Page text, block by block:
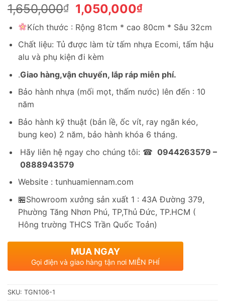
1,650,000₫
Giá
gốc
là:
1,650,000₫.
1,050,000₫Giá
tại
là:
Kích thước : Rộng 81cm * cao 80cm * Sâu 32cm
Chất liệu: Tủ được làm từ tấm nhựa Ecomi, tấm hậu
alu và phụ kiện đi kèm
.Giao hàng,vận chuyển, lắp ráp miễn phí.
Bảo hành nhựa (mối mọt, thấm nước) lên đến : 10
năm
Bảo hành kỹ thuật (bản lề, ốc vít, ray ngăn kéo,
bung keo) 2 năm, bảo hành khóa 6 tháng.
Hãy liên hệ ngay cho chúng tôi: ☎ 0944263579 –
0888943579
Website : tunhuamiennam.com
🏪Showroom xưởng sản xuất 1 : 43A Đường 379,
Phường Tăng Nhơn Phú, TP,Thủ Đức, TP.HCM (
Hông trường THCS Trần Quốc Toản)
MUA NGAY
Gọi điện và giao hàng tận nơi MIỄN PHÍ
SKU: TGN106-1